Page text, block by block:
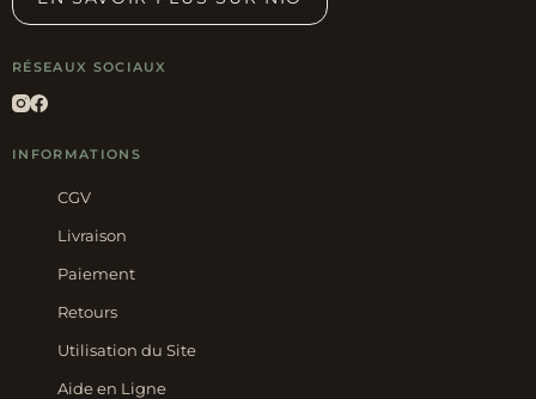
RÉSEAUX SOCIAUX
INFORMATIONS
CGV
Livraison
Paiement
Retours
Utilisation du Site
Aide en Ligne